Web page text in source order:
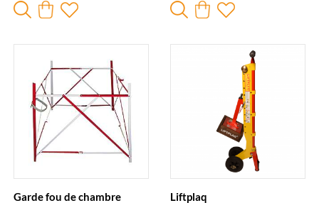
Garde fou de chambre Liftplaq